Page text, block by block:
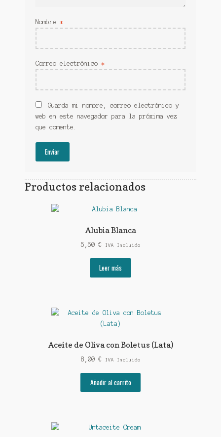
Nombre *
Correo electrónico *
Guarda mi nombre, correo electrónico y
web en este navegador para la próxima vez
que comente.
Productos relacionados
Alubia Blanca
5,50 € IVA Incluido
Leer más
Aceite de Oliva con Boletus (Lata)
8,00 € IVA Incluido
Añadir al carrito